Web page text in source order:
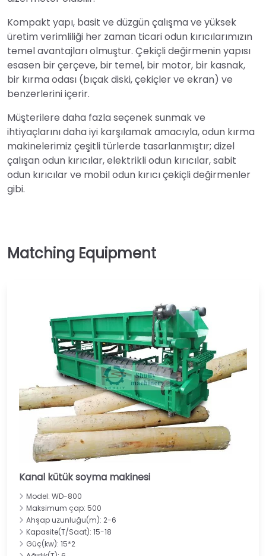
Kompakt yapı, basit ve düzgün çalışma ve yüksek
üretim verimliliği her zaman ticari odun kırıcılarımızın
temel avantajları olmuştur. Çekiçli değirmenin yapısı
esasen bir çerçeve, bir temel, bir motor, bir kasnak,
bir kırma odası (bıçak diski, çekiçler ve ekran) ve
benzerlerini içerir.
Müşterilere daha fazla seçenek sunmak ve
ihtiyaçlarını daha iyi karşılamak amacıyla, odun kırma
makinelerimiz çeşitli türlerde tasarlanmıştır; dizel
çalışan odun kırıcılar, elektrikli odun kırıcılar, sabit
odun kırıcılar ve mobil odun kırıcı çekiçli değirmenler
gibi.
Kanal kütük soyma makinesi
Model: WD-800
Maksimum çap: 500
Ahşap uzunluğu(m): 2-6
Kapasite(T/Saat): 15-18
Güç(kw): 15*2